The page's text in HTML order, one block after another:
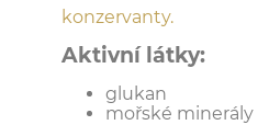
konzervanty.
Aktivní látky:
glukan
mořské minerály